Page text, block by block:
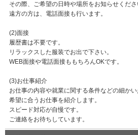
その際、ご希望の日時や場所をお知らせくださ
遠方の方は、電話面接も行います。
(2)面接
履歴書は不要です。
リラックスした服装でお出で下さい。
WEB面接や電話面接ももちろんOKです。
(3)お仕事紹介
お仕事の内容や就業に関する条件などの細かい
希望に合うお仕事を紹介します。
スピード対応が自慢です。
ご連絡をお待ちしています。